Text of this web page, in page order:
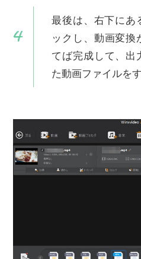
最後は、右下にあ
ックし、動画変
てば完成して、出
た動画ファイルを